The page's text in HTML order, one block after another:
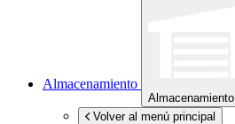
Almacenamiento
Almacenamiento
Volver al menú principal